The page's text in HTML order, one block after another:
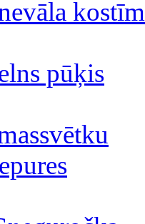
pūķis